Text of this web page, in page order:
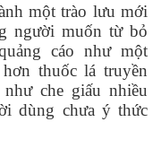
một trào lưu mới
người muốn từ bỏ
cáo như một
thuốc lá truyền
che giấu nhiều
dùng chưa ý thức